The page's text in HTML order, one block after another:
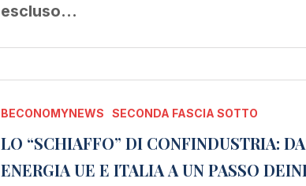
escluso…
BECONOMYNEWS SECONDA FASCIA SOTTO
LO “SCHIAFFO” DI CONFINDUSTRIA:
ENERGIA UE E ITALIA A UN PASSO